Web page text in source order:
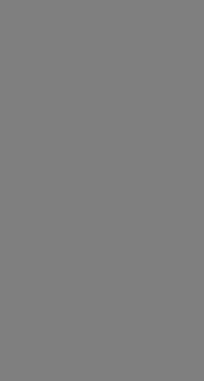
ルクチュール、2/36
クチュール、5/36
ルクチュール、6/36
ュールクチュール、7/36
性を宿すディープブラウン の
ラー ルージュ ピュールクチュ
ルフ - シックで洗練をもたらす
ドなダスティピンク のカラー
忍ばせたウォームヌード のカ
庫切れです, O1 ワイルド シナ
レッシブ コーラル - 弾けるよ